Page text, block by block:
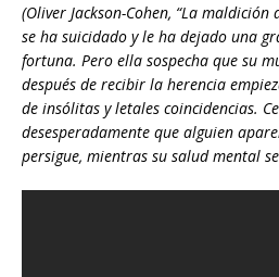
(Oliver Jackson-Cohen, “La
se ha suicidado y le ha dejado una
fortuna. Pero ella sospecha que su
después de recibir la herencia
de insólitas y letales coincidencias.
desesperadamente que alguien
persigue, mientras su salud mental